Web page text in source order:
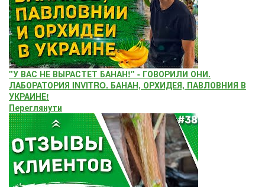
"У ВАС НЕ ВЫРАСТЕТ БАНАН!" - ГОВОРИЛИ ОНИ.
ЛАБОРАТОРИЯ INVITRO. БАНАН, ОРХИДЕЯ, ПАВЛОВНИЯ В
УКРАИНЕ!
Переглянути